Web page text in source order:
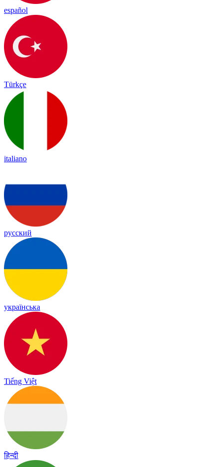
español
Türkçe
italiano
русский
українська
Tiếng Việt
हिन्दी